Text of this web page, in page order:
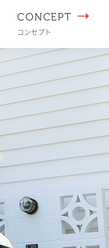
CONCEPT
コンセプト